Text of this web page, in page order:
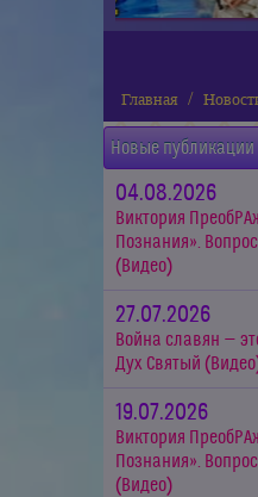
Главная
Новые публикации
04.08.2026
Виктория
Познания».
(Видео)
27.07.2026
Война славян —
Дух Святый
19.07.2026
Виктория
Познания».
(Видео)